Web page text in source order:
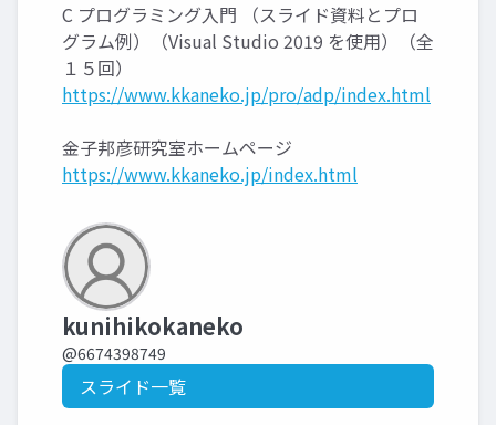
C プログラミング入門 （スライド資料とプロ
グラム例）（Visual Studio 2019 を使用）（全
１５回）
https://www.kkaneko.jp/pro/adp/index.html
金子邦彦研究室ホームページ
https://www.kkaneko.jp/index.html
kunihikokaneko
@6674398749
スライド一覧